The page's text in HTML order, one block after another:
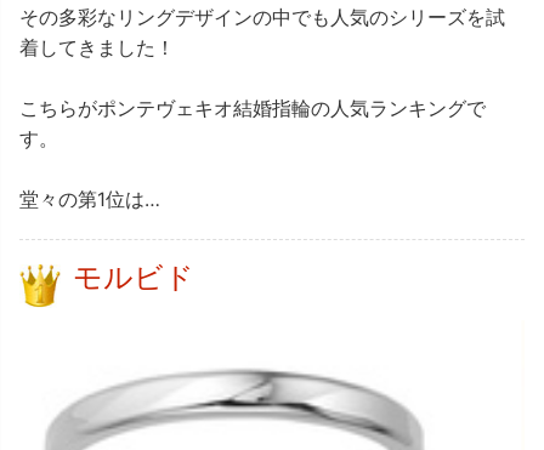
その多彩なリングデザインの中でも人気のシリーズを試
着してきました！
こちらがポンテヴェキオ結婚指輪の人気ランキングで
す。
堂々の第1位は…
モルビド